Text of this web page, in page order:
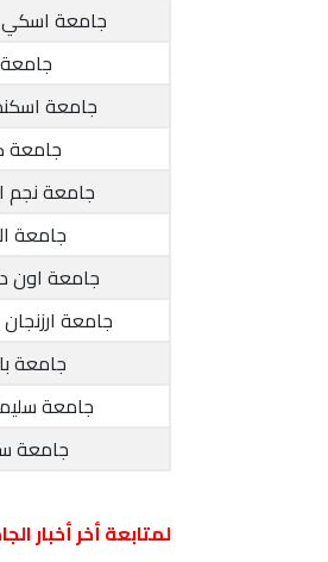
جامعة اسكي
جامعة
جامعة
جامعة نجم
جامعة
جامعة اون
جامعة
جامعة
جامعة
جامعة
لمتابعة أخر أخبار